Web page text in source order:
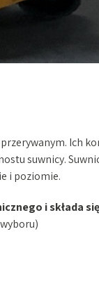
Ich
suwnicy.
i poziomie.
i składa